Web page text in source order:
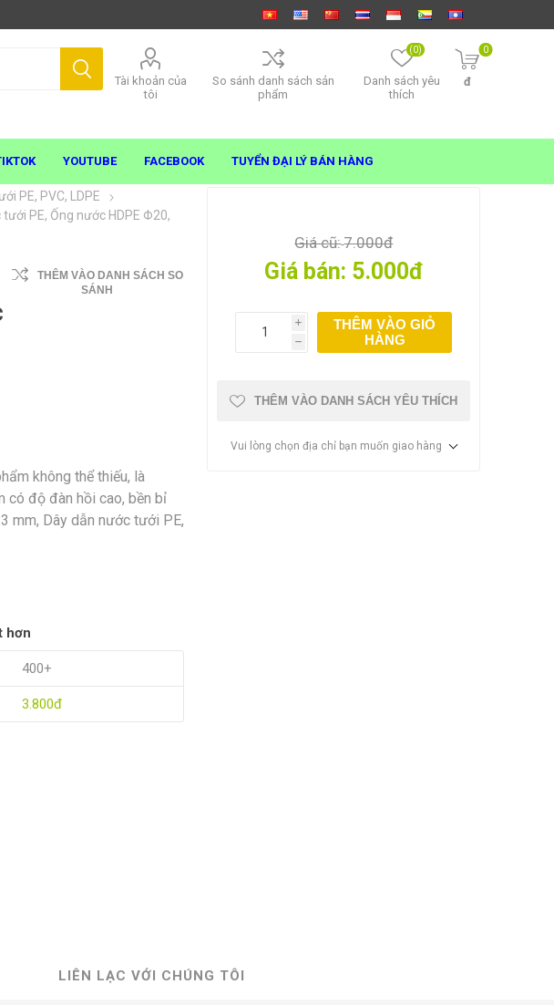
Tài khoản của
tôi
So sánh danh sách sản
phẩm
Danh sách yêu
thích
(0) 0
đ
YOUTUBE FACEBOOK TUYỂN ĐẠI LÝ BÁN HÀNG
PE, PVC, LDPE
PE, Ống nước HDPE Φ20,
THÊM VÀO DANH SÁCH SO
SÁNH
không thể thiếu, là
có độ đàn hồi cao, bền bỉ
mm, Dây dẫn nước tưới PE,
hơn
400+
3.800đ
Giá cũ:7.000đ
Giá bán: 5.000đ
i
h
THÊM VÀO GIỎ
HÀNG
THÊM VÀO DANH SÁCH YÊU THÍCH
Vui lòng chọn địa chỉ bạn muốn giao hàng
LIÊN LẠC VỚI CHÚNG TÔI